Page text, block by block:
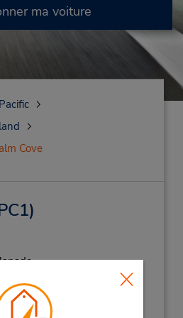
ma voiture
Cove
4879,